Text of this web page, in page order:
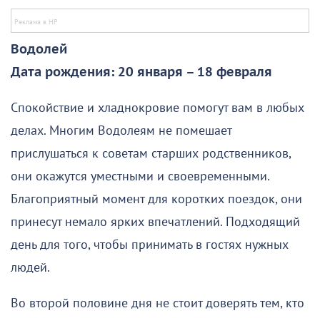
Водолей
Дата рождения: 20 января – 18 февраля
Спокойствие и хладнокровие помогут вам в любых
делах. Многим Водолеям не помешает
прислушаться к советам старших родственников,
они окажутся уместными и своевременными.
Благоприятный момент для коротких поездок, они
принесут немало ярких впечатлений. Подходящий
день для того, чтобы принимать в гостях нужных
людей.
Во второй половине дня не стоит доверять тем, кто